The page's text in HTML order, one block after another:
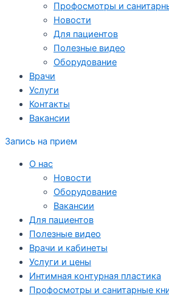
Профосмотры и
Новости
Для пациентов
Полезные видео
Оборудование
Врачи
Услуги
Контакты
Вакансии
Запись на прием
О нас
Новости
Оборудование
Вакансии
Для пациентов
Полезные видео
Врачи и кабинеты
Услуги и цены
Интимная контурная пластика
Профосмотры и санитарные